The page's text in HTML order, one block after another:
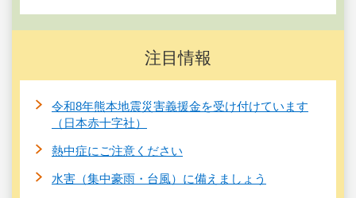
注目情報
令和8年熊本地震災害義援金を受け付けています
（日本赤十字社）
熱中症にご注意ください
水害（集中豪雨・台風）に備えましょう